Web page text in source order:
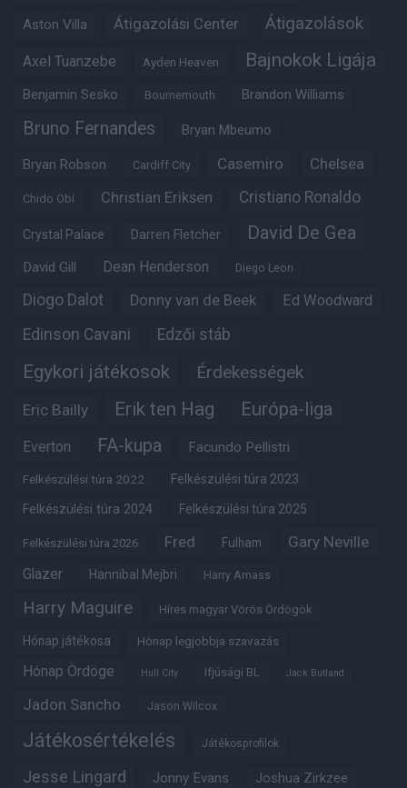
Aston Villa Átigazolási Center Átigazolások
Axel Tuanzebe Ayden Heaven Bajnokok Ligája
Benjamin Sesko Bournemouth Brandon Williams
Bruno Fernandes Bryan Mbeumo
Bryan Robson Cardiff City Casemiro Chelsea
Chido Obi Christian Eriksen Cristiano Ronaldo
Crystal Palace Darren Fletcher David De Gea
David Gill Dean Henderson Diego Leon
Diogo Dalot Donny van de Beek Ed Woodward
Edinson Cavani Edzői stáb
Egykori játékosok Érdekességek
Eric Bailly Erik ten Hag Európa-liga
Everton FA-kupa Facundo Pellistri
Felkészülési túra 2022 Felkészülési túra 2023
Felkészülési túra 2024 Felkészülési túra 2025
Felkészülési túra 2026 Fred Fulham Gary Neville
Glazer Hannibal Mejbri Harry Amass
Harry Maguire Híres magyar Vörös Ördögök
Hónap játékosa Hónap legjobbja szavazás
Hónap Ördöge Hull City Ifjúsági BL Jack Butland
Jadon Sancho Jason Wilcox
Játékosértékelés Játékosprofilok
Jesse Lingard Jonny Evans Joshua Zirkzee